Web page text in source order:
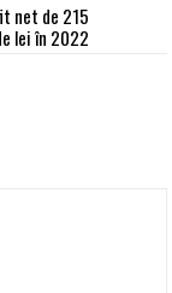
net de 215
lei în 2022